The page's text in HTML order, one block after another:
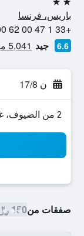
2 نجمتين
باريس، فرنسا
+33 1 47 00 62 00
6.6 جيد 5,041 من التقييمات تم التحقق منها
ن 17/8
2 من الضيوف، غرفة واحدة
صفقات من150 ﷼